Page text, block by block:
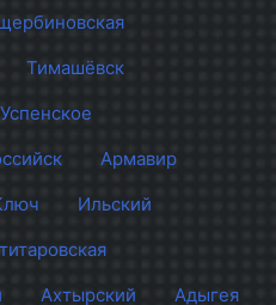
Тимашёвск
Успенское
Армавир
Ильский
Ахтырский Адыгея